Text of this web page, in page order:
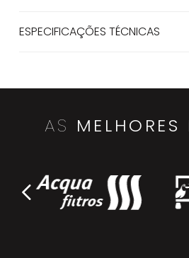
ESPECIFICAÇÕES TÉCNICAS
AS